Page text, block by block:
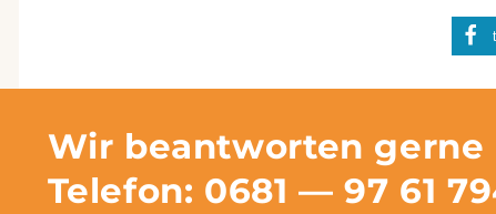
Wir beantworten gerne
Telefon: 0681 — 97 61